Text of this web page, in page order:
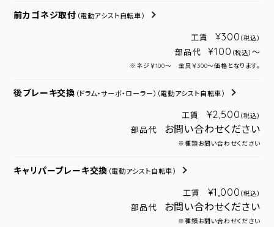
前カゴネジ取付 （電動アシスト自転車）
工賃 ¥300 （税込）
部品代 ¥100 （税込） ～
※ネジ￥100～ 金具￥300～価格となります。
後ブレーキ交換 （ドラム・サーボ・ローラー） （電動アシスト自転車）
工賃 ¥2,500 （税込）
部品代 お問い合わせください
※種類お問い合わせください
キャリパーブレーキ交換 （電動アシスト自転車）
工賃 ¥1,000 （税込）
部品代 お問い合わせください
※種類お問い合わせください